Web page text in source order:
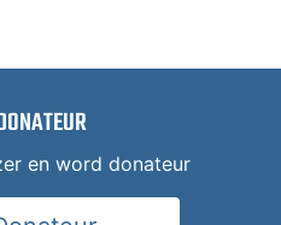
en word donateur